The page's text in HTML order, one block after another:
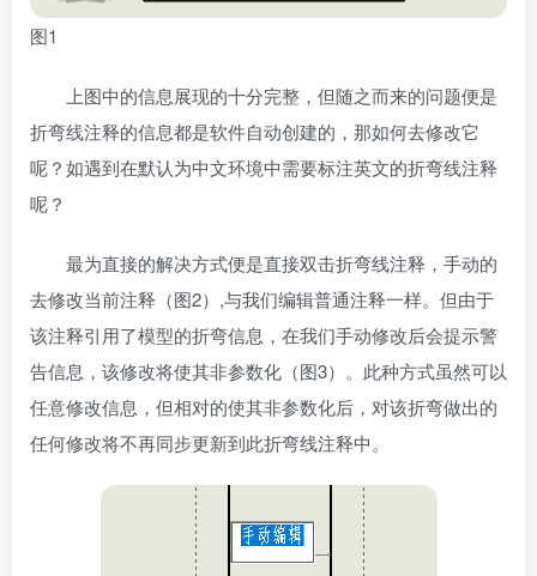
图1
上图中的信息展现的十分完整，但随之而来的问题便是
折弯线注释的信息都是软件自动创建的，那如何去修改它
呢？如遇到在默认为中文环境中需要标注英文的折弯线注释
呢？
最为直接的解决方式便是直接双击折弯线注释，手动的
去修改当前注释（图2）,与我们编辑普通注释一样。但由于
该注释引用了模型的折弯信息，在我们手动修改后会提示警
告信息，该修改将使其非参数化（图3）。此种方式虽然可以
任意修改信息，但相对的使其非参数化后，对该折弯做出的
任何修改将不再同步更新到此折弯线注释中。